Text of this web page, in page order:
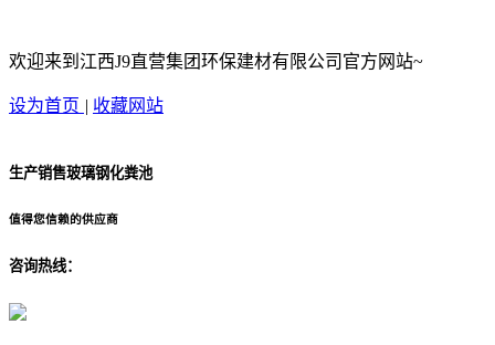
欢迎来到江西J9直营集团环保建材有限公司官方网站~
设为首页 | 收藏网站
生产销售玻璃钢化粪池
值得您信赖的供应商
咨询热线：